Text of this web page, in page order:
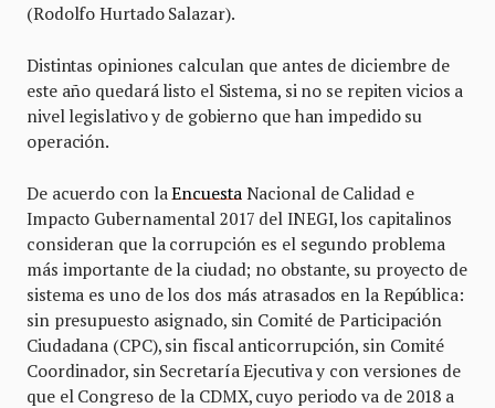
(Rodolfo Hurtado Salazar).
Distintas opiniones calculan que antes de diciembre de
este año quedará listo el Sistema, si no se repiten vicios a
nivel legislativo y de gobierno que han impedido su
operación.
De acuerdo con laEncuesta Nacional de Calidad e
Impacto Gubernamental 2017 del INEGI, los capitalinos
consideran que la corrupción es el segundo problema
más importante de la ciudad; no obstante, su proyecto de
sistema es uno de los dos más atrasados en la República:
sin presupuesto asignado, sin Comité de Participación
Ciudadana (CPC), sin fiscal anticorrupción, sin Comité
Coordinador, sin Secretaría Ejecutiva y con versiones de
que el Congreso de la CDMX, cuyo periodo va de 2018 a